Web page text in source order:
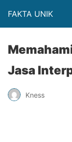
FAKTA UNIK
Jasa
Kness